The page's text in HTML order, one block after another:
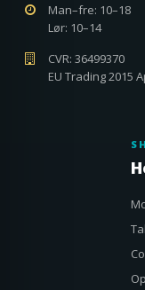
Man–fre: 10–18
Lør: 10–14
CVR: 36499370
EU Trading 2015